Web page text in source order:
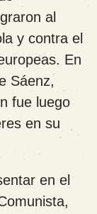
al
y contra el
En
Sáenz,
fue luego
en su
en el